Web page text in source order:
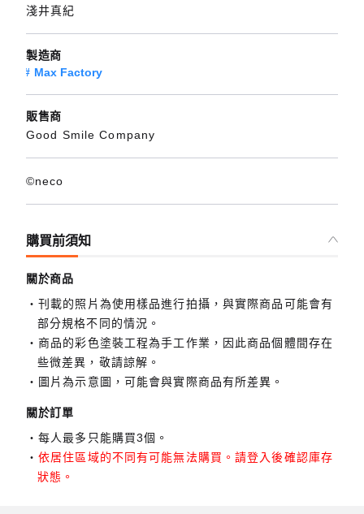
淺井真紀
製造商
Max Factory
販售商
Good Smile Company
©neco
購買前須知
關於商品
刊載的照片為使用樣品進行拍攝，與實際商品可能會有
部分規格不同的情況。
商品的彩色塗裝工程為手工作業，因此商品個體間存在
些微差異，敬請諒解。
圖片為示意圖，可能會與實際商品有所差異。
關於訂單
每人最多只能購買3個。
依居住區域的不同有可能無法購買。請登入後確認庫存
狀態。